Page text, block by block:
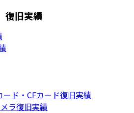
復旧実績
ード・CFカード復旧実績
ラ復旧実績